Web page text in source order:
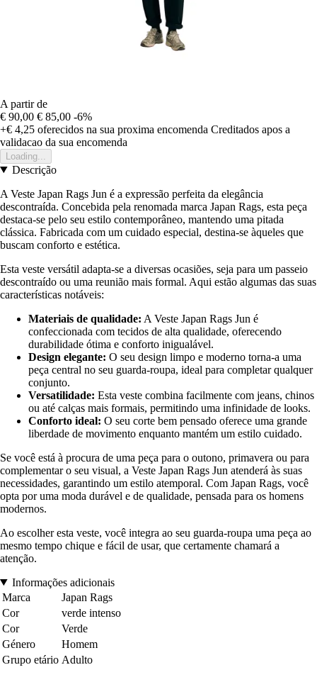
A partir de
€ 90,00 € 85,00 -6%
+€ 4,25 oferecidos na sua proxima encomenda Creditados apos a
validacao da sua encomenda
Loading...
Descrição
A Veste Japan Rags Jun é a expressão perfeita da elegância
descontraída. Concebida pela renomada marca Japan Rags, esta peça
destaca-se pelo seu estilo contemporâneo, mantendo uma pitada
clássica. Fabricada com um cuidado especial, destina-se àqueles que
buscam conforto e estética.
Esta veste versátil adapta-se a diversas ocasiões, seja para um passeio
descontraído ou uma reunião mais formal. Aqui estão algumas das suas
características notáveis:
Materiais de qualidade: A Veste Japan Rags Jun é
confeccionada com tecidos de alta qualidade, oferecendo
durabilidade ótima e conforto inigualável.
Design elegante: O seu design limpo e moderno torna-a uma
peça central no seu guarda-roupa, ideal para completar qualquer
conjunto.
Versatilidade: Esta veste combina facilmente com jeans, chinos
ou até calças mais formais, permitindo uma infinidade de looks.
Conforto ideal: O seu corte bem pensado oferece uma grande
liberdade de movimento enquanto mantém um estilo cuidado.
Se você está à procura de uma peça para o outono, primavera ou para
complementar o seu visual, a Veste Japan Rags Jun atenderá às suas
necessidades, garantindo um estilo atemporal. Com Japan Rags, você
opta por uma moda durável e de qualidade, pensada para os homens
modernos.
Ao escolher esta veste, você integra ao seu guarda-roupa uma peça ao
mesmo tempo chique e fácil de usar, que certamente chamará a
atenção.
Informações adicionais
Marca
Japan Rags
Cor
verde intenso
Cor
Verde
Género
Homem
Grupo etário Adulto